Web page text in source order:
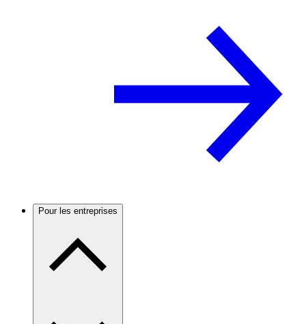
Pour les entreprises